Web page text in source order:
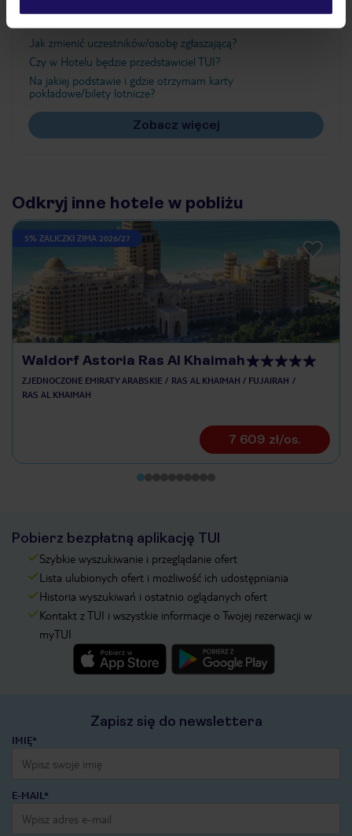
Często zadawane pytania
Jak zmienić uczestników/osobę zgłaszającą?
Czy w Hotelu będzie przedstawiciel TUI?
Na jakiej podstawie i gdzie otrzymam karty
pokładowe/bilety lotnicze?
Zobacz więcej
Odkryj inne hotele w pobliżu
5% ZALICZKI ZIMA 2026/27
Waldorf Astoria Ras Al Khaimah
ZJEDNOCZONE EMIRATY ARABSKIE
RAS AL KHAIMAH / FUJAIRAH
RAS AL KHAIMAH
7 609 zł/os.
Pobierz bezpłatną aplikację TUI
Szybkie wyszukiwanie i przeglądanie ofert
Lista ulubionych ofert i możliwość ich udostępniania
Historia wyszukiwań i ostatnio oglądanych ofert
Kontakt z TUI i wszystkie informacje o Twojej rezerwacji w
myTUI
Zapisz się do newslettera
IMIĘ*
E-MAIL*